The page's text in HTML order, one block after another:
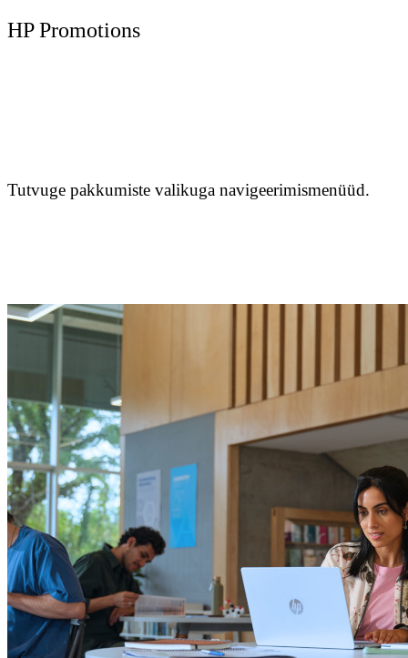
HP Promotions
Tutvuge pakkumiste valikuga navigeerimismenüüd.